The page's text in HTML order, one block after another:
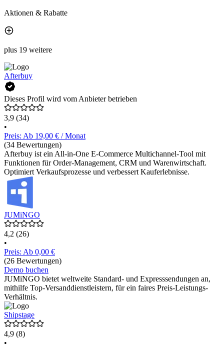
Aktionen & Rabatte
plus 19 weitere
Afterbuy
Dieses Profil wird vom Anbieter betrieben
3,9 (34)
•
Preis: Ab 19,00 € / Monat
(34 Bewertungen)
Afterbuy ist ein All-in-One E-Commerce Multichannel-Tool mit
Funktionen für Order-Management, CRM und Warenwirtschaft.
Optimiert Verkaufsprozesse und verbessert Kauferlebnisse.
JUMiNGO
4,2 (26)
•
Preis: Ab 0,00 €
(26 Bewertungen)
Demo buchen
JUMiNGO bietet weltweite Standard- und Expresssendungen an,
mithilfe Top-Versanddienstleistern, für ein faires Preis-Leistungs-
Verhältnis.
Shipstage
4,9 (8)
•